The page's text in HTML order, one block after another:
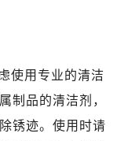
使用专业的清洁
制品的清洁剂，
锈迹。使用时请